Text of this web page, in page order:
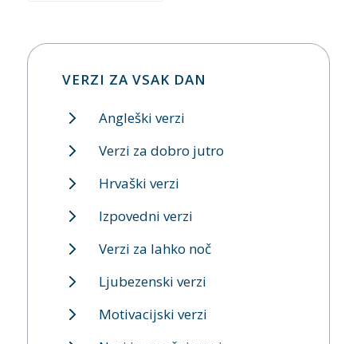
VERZI ZA VSAK DAN
Angleški verzi
Verzi za dobro jutro
Hrvaški verzi
Izpovedni verzi
Verzi za lahko noč
Ljubezenski verzi
Motivacijski verzi